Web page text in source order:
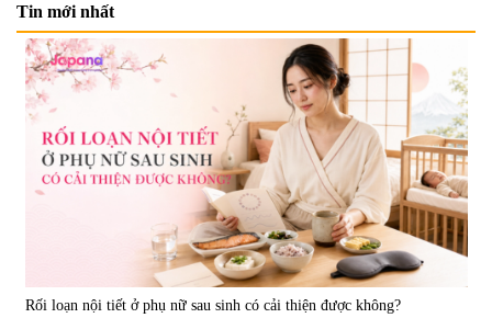
Nước uống đẹp da Collagen
20000mg Plus (Hộp 10 chai x
50ml)
789.120
1.200.000 đ
Nước uống Collagen Kaza Rose
Lady 5000mg (Hộp 10 chai x
50ml)
|67.440
950.000 đ
Tin mới nhất
Rối loạn nội tiết ở phụ nữ sau sinh có cải thiện được không?